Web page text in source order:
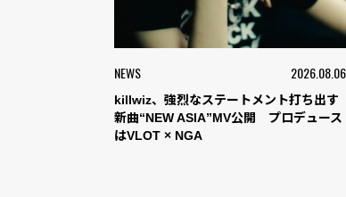
NEWS 2026.08.06
killwiz、強烈なステートメント打ち出す
新曲“NEW ASIA”MV公開 プロデュース
はVLOT × NGA